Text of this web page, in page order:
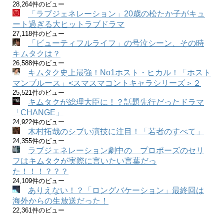
28,264件のビュー
「ラブジェネレーション」20歳の松たか子がキュ
ート過ぎる大ヒットラブドラマ
27,118件のビュー
「ビューティフルライフ」の号泣シーン、その時
キムタクは？
26,588件のビュー
キムタク史上最強！No1ホスト・ヒカル！「ホスト
マンブルース」<スマスマコントキャラシリーズ＞２
25,521件のビュー
キムタクが総理大臣に！？話題先行だったドラマ
「CHANGE」
24,922件のビュー
木村拓哉のシブい演技に注目！「若者のすべて」
24,355件のビュー
ラブジェネレーション劇中の プロポーズのセリ
フはキムタクが実際に言いたい言葉だっ
た！！！？？？
24,109件のビュー
ありえない！？「ロングバケーション」最終回は
海外からの生放送だった！
22,361件のビュー